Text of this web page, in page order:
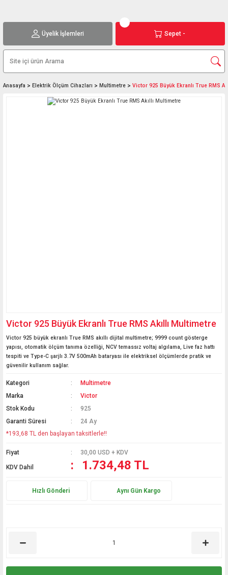
Üyelik İşlemleri Sepet -
Anasayfa Elektrik Ölçüm Cihazları Multimetre Victor 925 Büyük Ekranlı True RMS
Victor 925 Büyük Ekranlı True RMS Akıllı Multimetre
Victor 925 büyük ekranlı True RMS akıllı dijital multimetre; 9999 count gösterge
yapısı, otomatik ölçüm tanıma özelliği, NCV temassız voltaj algılama, Live faz hattı
tespiti ve Type-C şarjlı 3.7V 500mAh bataryası ile elektriksel ölçümlerde pratik ve
güvenilir kullanım sağlar.
Kategori
Multimetre
Marka
Victor
Stok Kodu
925
Garanti Süresi
24 Ay
*193,68 TL den başlayan taksitlerle!!
Fiyat 30,00 USD + KDV
KDV Dahil 1.734,48 TL
Hızlı Gönderi Aynı Gün Kargo